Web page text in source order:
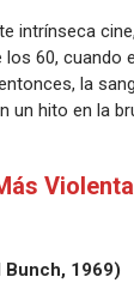
intrínseca
60, cuando
la
hito en la
Bunch, 1969)